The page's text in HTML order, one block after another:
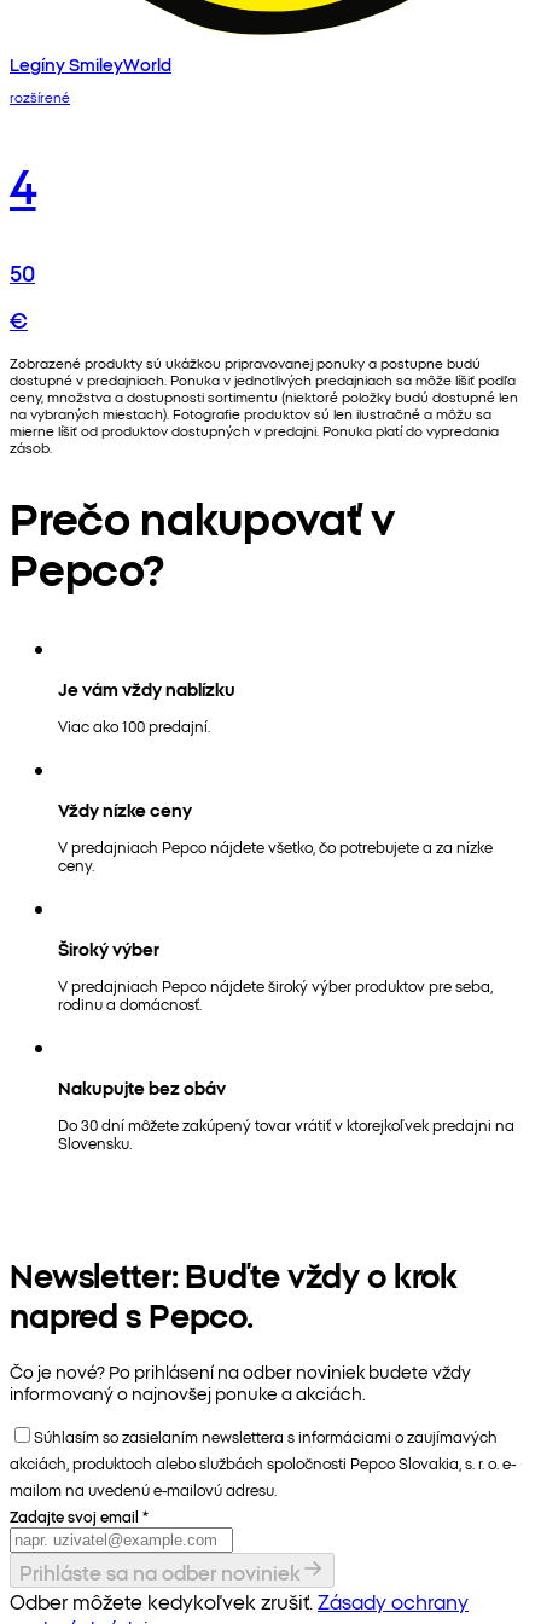
Legíny SmileyWorld
rozšírené
4
50
€
Zobrazené produkty sú ukážkou pripravovanej ponuky a postupne budú
dostupné v predajniach. Ponuka v jednotlivých predajniach sa môže líšiť podľa
ceny, množstva a dostupnosti sortimentu (niektoré položky budú dostupné len
na vybraných miestach). Fotografie produktov sú len ilustračné a môžu sa
mierne líšiť od produktov dostupných v predajni. Ponuka platí do vypredania
zásob.
Prečo nakupovať v
Pepco?
Je vám vždy nablízku
Viac ako 100 predajní.
Vždy nízke ceny
V predajniach Pepco nájdete všetko, čo potrebujete a za nízke
ceny.
Široký výber
V predajniach Pepco nájdete široký výber produktov pre seba,
rodinu a domácnosť.
Nakupujte bez obáv
Do 30 dní môžete zakúpený tovar vrátiť v ktorejkoľvek predajni na
Slovensku.
Newsletter: Buďte vždy o krok
napred s Pepco.
Čo je nové? Po prihlásení na odber noviniek budete vždy
informovaný o najnovšej ponuke a akciách.
Súhlasím so zasielaním newslettera s informáciami o zaujímavých
akciách, produktoch alebo službách spoločnosti Pepco Slovakia, s. r. o. e-
mailom na uvedenú e-mailovú adresu.
Zadajte svoj email *
Prihláste sa na odber noviniek
Odber môžete kedykoľvek zrušiť. Zásady ochrany